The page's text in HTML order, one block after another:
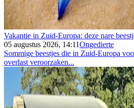
Vakantie in Zuid-Europa: deze nare
05 augustus 2026, 14:11Ongedierte
Sommige beestjes die in Zuid-Europa
overlast veroorzaken...